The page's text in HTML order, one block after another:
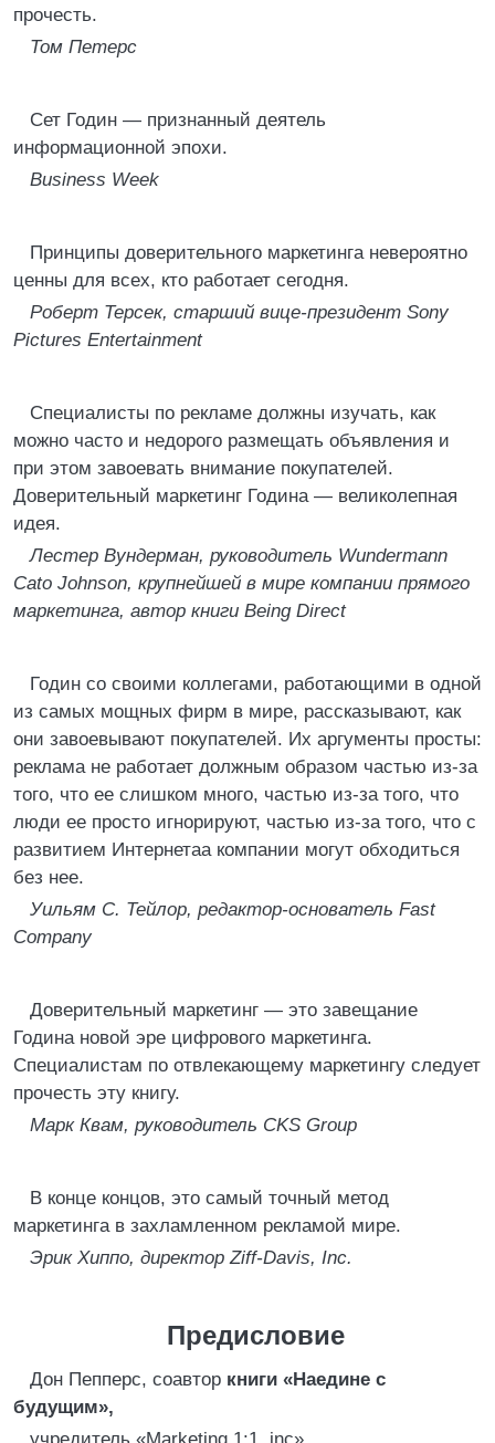
прочесть.
Том Петерс
Сет Годин — признанный деятель
информационной эпохи.
Business Week
Принципы доверительного маркетинга невероятно
ценны для всех, кто работает сегодня.
Роберт Терсек, старший вице-президент Sony
Pictures Entertainment
Специалисты по рекламе должны изучать, как
можно часто и недорого размещать объявления и
при этом завоевать внимание покупателей.
Доверительный маркетинг Година — великолепная
идея.
Лестер Вундерман, руководитель Wundermann
Cato Johnson, крупнейшей в мире компании прямого
маркетинга, автор книги Being Direct
Годин со своими коллегами, работающими в одной
из самых мощных фирм в мире, рассказывают, как
они завоевывают покупателей. Их аргументы просты:
реклама не работает должным образом частью из-за
того, что ее слишком много, частью из-за того, что
люди ее просто игнорируют, частью из-за того, что с
развитием Интернетаа компании могут обходиться
без нее.
Уильям С. Тейлор, редактор-основатель Fast
Company
Доверительный маркетинг — это завещание
Година новой эре цифрового маркетинга.
Специалистам по отвлекающему маркетингу следует
прочесть эту книгу.
Марк Квам, руководитель CKS Group
В конце концов, это самый точный метод
маркетинга в захламленном рекламой мире.
Эрик Хиппо, директор Ziff-Davis, Inc.
Предисловие
Дон Пепперс, соавтор книги «Наедине с
будущим»,